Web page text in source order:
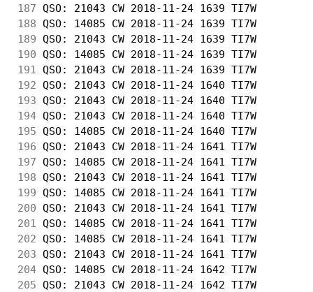
187 QSO: 21043 CW 2018-11-24 1639 TI7W
188 QSO: 14085 CW 2018-11-24 1639 TI7W
189 QSO: 21043 CW 2018-11-24 1639 TI7W
190 QSO: 14085 CW 2018-11-24 1639 TI7W
191
QSO: 21043 CW 2018-11-24 1639 TI7W
192 QSO: 21043 CW 2018-11-24 1640 TI7W
193 QSO: 21043 CW 2018-11-24 1640 TI7W
194 QSO: 21043 CW 2018-11-24 1640 TI7W
195 QSO: 14085 CW 2018-11-24 1640 TI7W
196 QSO: 21043 CW 2018-11-24 1641 TI7W
197 QSO: 14085 CW 2018-11-24 1641 TI7W
198 QSO: 21043 CW 2018-11-24 1641 TI7W
199 QSO: 14085 CW 2018-11-24 1641 TI7W
200 QSO: 21043 CW 2018-11-24 1641 TI7W
201
QSO: 14085 CW 2018-11-24 1641 TI7W
202 QSO: 14085 CW 2018-11-24 1641 TI7W
203 QSO: 21043 CW 2018-11-24 1641 TI7W
204 QSO: 14085 CW 2018-11-24 1642 TI7W
205 QSO: 21043 CW 2018-11-24 1642 TI7W